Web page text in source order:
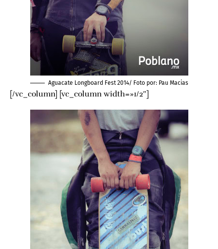
Aguacate Longboard Fest 2014/ Foto por: Pau Macias
[/vc_column] [vc_column width=»1/2″]